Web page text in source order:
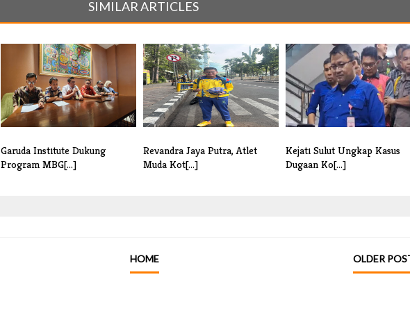
SIMILAR ARTICLES
Garuda Institute Dukung
Program MBG[...]
Revandra Jaya Putra, Atlet
Muda Kot[...]
Kejati Sulut Ungkap Kasus
Dugaan Ko[...]
OLDER
HOME